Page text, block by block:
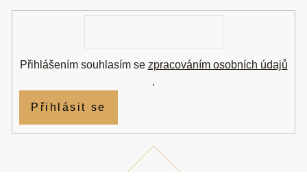
Přihlášením souhlasím se zpracováním osobních údajů
.
Přihlásit se